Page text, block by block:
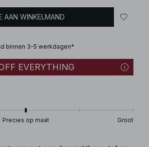
AAN WINKELMAND
binnen 3-5 werkdagen*
EVERYTHING
Precies op maat Groot